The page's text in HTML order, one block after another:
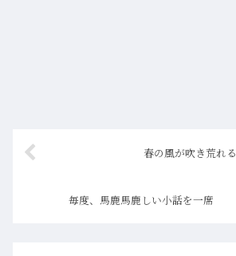
春の風が吹き荒れる
毎度、馬鹿馬鹿しい小話を一席